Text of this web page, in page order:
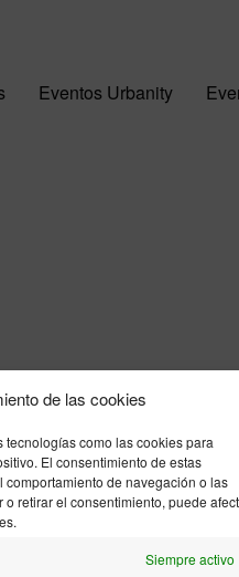
de las cookies
como las cookies para
El consentimiento de estas
de navegación o las
retirar el consentimiento, puede
Siempre activo
Eventos Urbanity